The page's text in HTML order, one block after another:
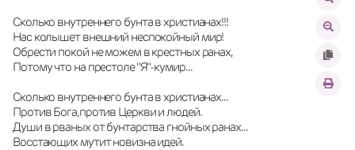
Сколько внутреннего бунта в христианах!!!
Нас колышет внешний неспокойный мир!
Обрести покой не можем в крестных ранах,
Потому что на престоле "Я"-кумир...
Сколько внутреннего бунта в христианах...
Против Бога,против Церкви и людей.
Души в рваных от бунтарства гнойных ранах...
Восстающих мутит новизна идей.